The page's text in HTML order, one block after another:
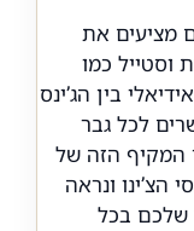
מציעים את
וסטייל כמו
בין הג’ינס
לכל גבר
המקיף הזה של
הצ’ינו ונראה
שלכם בכל